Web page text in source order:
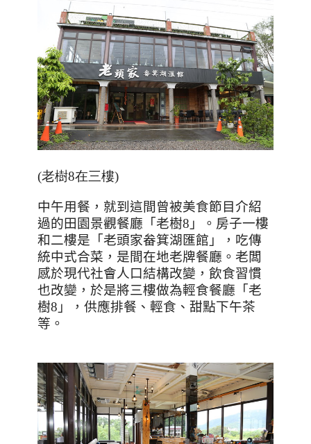
(老樹8在三樓)
中午用餐，就到這間曾被美食節目介紹
過的田園景觀餐廳「老樹8 」。房子一樓
和二樓是「老頭家畚箕湖匯館」，吃傳
統中式合菜，是間在地老牌餐廳。老闆
感於現代社會人口結構改變，飲食習慣
也改變，於是將三樓做為輕食餐廳「老
樹8 」，供應排餐、輕食、甜點下午茶
等。